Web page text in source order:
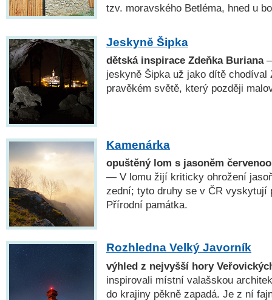
tzv. moravského Betléma, hned u
Jeskyně Šipka
dětská inspirace Zdeňka Buriana—
jeskyně Šipka už jako dítě chodíval
pravěkém světě, který později
Kamenárka
opuštěný lom s jasoněm
— V lomu žijí kriticky ohrožení
zední; tyto druhy se v ČR vyskytují
Přírodní památka.
Rozhledna Velký Javorník
výhled z nejvyšší hory
inspirovali místní valašskou
do krajiny pěkně zapadá. Je z ní